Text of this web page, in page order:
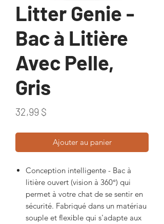
Litter Genie -
Bac à Litière
Avec Pelle,
Gris
32,99 $
Ajouter au panier
Conception intelligente - Bac à
litière ouvert (vision à 360°) qui
permet à votre chat de se sentir en
sécurité. Fabriqué dans un matériau
souple et flexible qui s'adapte aux